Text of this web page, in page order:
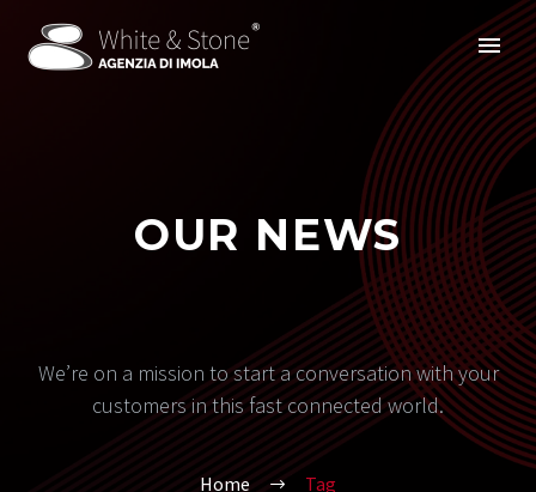
OUR NEWS
We’re on a mission to start a conversation with your
customers in this fast connected world.
Home Tag